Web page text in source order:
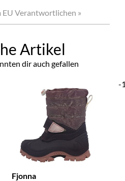
Verantwortlichen »
Artikel
dir auch gefallen
Fjonna
-